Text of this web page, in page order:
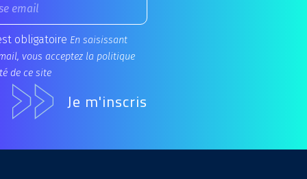
obligatoire En saisissant
vous acceptez la politique
de ce site